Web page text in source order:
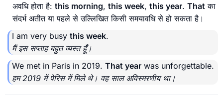
अवधि होता है: this morning, this week, this year. That का
संदर्भ अतीत या पहले से उल्लिखित किसी समयावधि से हो सकता है।
I am very busy this week.
मैं इस सप्ताह बहुत व्यस्त हूँ।
We met in Paris in 2019. That year was unforgettable.
हम 2019 में पेरिस में मिले थे। वह साल अविस्मरणीय था।